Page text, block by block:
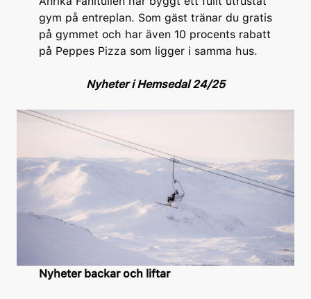
gym på entreplan. Som gäst tränar du gratis
på gymmet och har även 10 procents rabatt
på Peppes Pizza som ligger i samma hus.
Nyheter i Hemsedal 24/25
Nyheter backar och liftar